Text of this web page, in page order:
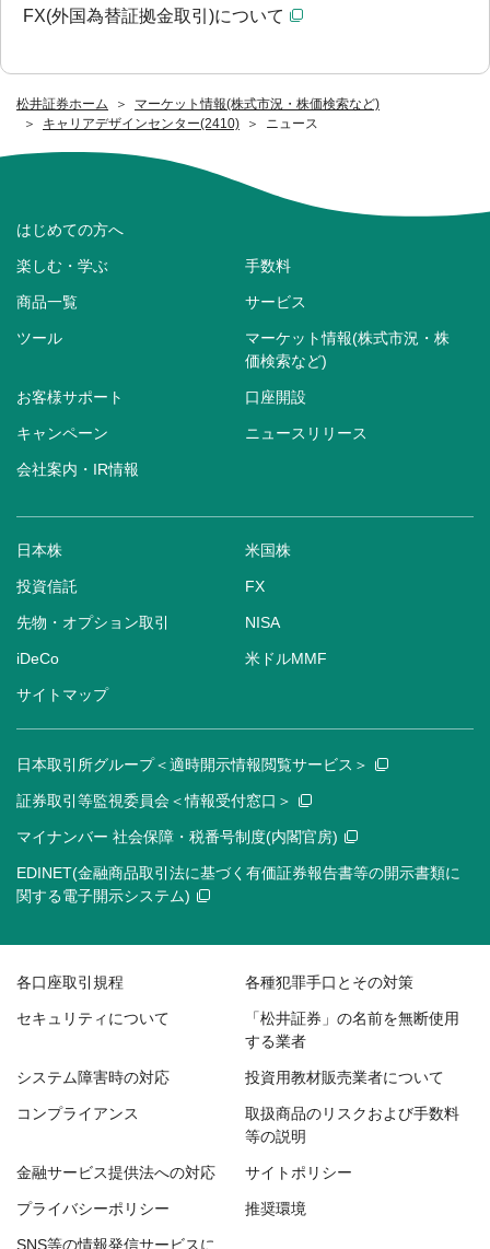
松井証券ホーム
マーケット情報(株式市況・株価検索など)
キャリアデザインセンター(2410)
ニュース
FX(外国為替証拠金取引)について
はじめての方へ
楽しむ・学ぶ 手数料
商品一覧 サービス
ツール
マーケット情報(株式市況・株
価検索など)
お客様サポート 口座開設
キャンペーン ニュースリリース
会社案内・IR情報
日本株 米国株
投資信託 FX
先物・オプション取引 NISA
iDeCo 米ドルMMF
サイトマップ
日本取引所グループ＜適時開示情報閲覧サービス＞
証券取引等監視委員会＜情報受付窓口＞
マイナンバー 社会保障・税番号制度(内閣官房)
EDINET(金融商品取引法に基づく有価証券報告書等の開示書類に
関する電子開示システム)
各口座取引規程 各種犯罪手口とその対策
セキュリティについて
「松井証券」の名前を無断使用
する業者
システム障害時の対応 投資用教材販売業者について
コンプライアンス
取扱商品のリスクおよび手数料
等の説明
金融サービス提供法への対応 サイトポリシー
プライバシーポリシー 推奨環境
SNS等の情報発信サービスに